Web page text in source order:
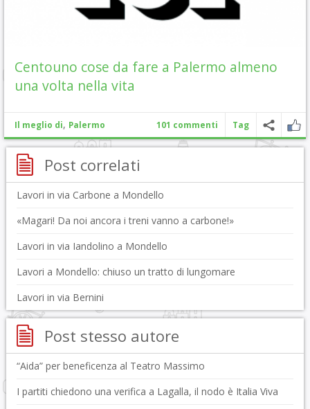
Centouno cose da fare a Palermo almeno
una volta nella vita
Il meglio di, Palermo 101 commenti Tag
Post correlati
Lavori in via Carbone a Mondello
«Magari! Da noi ancora i treni vanno a carbone!»
Lavori in via Iandolino a Mondello
Lavori a Mondello: chiuso un tratto di lungomare
Lavori in via Bernini
Post stesso autore
“Aida” per beneficenza al Teatro Massimo
I partiti chiedono una verifica a Lagalla, il nodo è Italia Viva